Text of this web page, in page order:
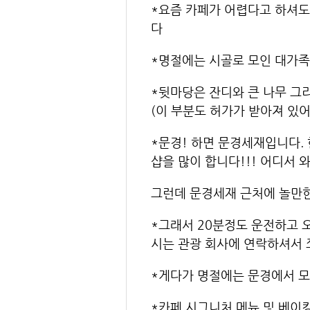
*요즘 카페가 어렵다고 하셔
다
*명절에는 시골로 모인 대가
*뒷마당은 잔디와 큰 나무 그
(이 부분도 허가가 받아져 있
*문경! 하면 문경세재입니다.
샵을 많이 합니다!!! 어디서
그런데 문경세재 근처에 놀
*그래서 20분정도 운전하고
시는 관광 회사에 연락하셔
*게다가 명절에는 문경에서
*카페 시그니처 메뉴 및 베이